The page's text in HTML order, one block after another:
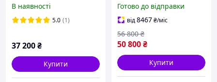
В наявності
5.0 (1)
37 200₴
Купити
дому, тривале горіння,
піч на дровах
Готово до відправки
від8467₴/міс
50 800₴
56 800 ₴
Купити